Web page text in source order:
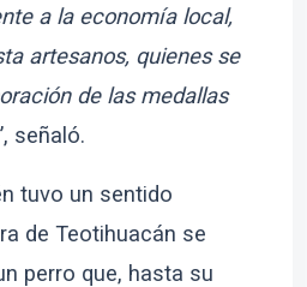
a la economía local,
artesanos, quienes se
de las medallas
señaló.
tuvo un sentido
de Teotihuacán se
perro que, hasta su